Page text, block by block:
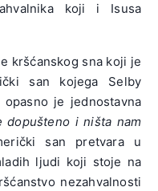
koji i Isusa
kršćanskog sna koji je
san kojega Selby
je jednostavna
dopušteno i ništa nam
san pretvara u
ljudi koji stoje na
nezahvalnosti